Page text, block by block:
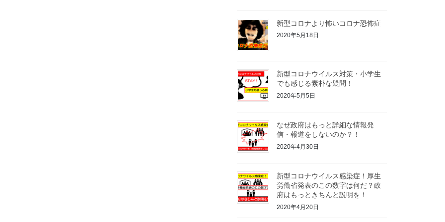
新型コロナより怖いコロナ恐怖症
2020年5月18日
新型コロナウイルス対策・小学生
でも感じる素朴な疑問！
2020年5月5日
なぜ政府はもっと詳細な情報発
信・報道をしないのか？！
2020年4月30日
新型コロナウイルス感染症！厚生
労働省発表のこの数字は何だ？政
府はもっときちんと説明を！
2020年4月20日